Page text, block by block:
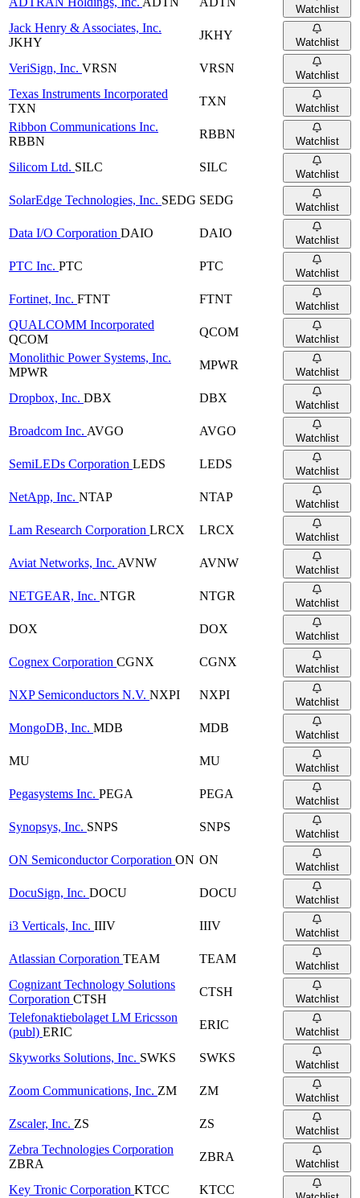
Watchlist
Jack Henry & Associates, Inc.
JKHY
JKHY
Watchlist
VeriSign, Inc. VRSN VRSN
Watchlist
Texas Instruments Incorporated
TXN
TXN
Watchlist
Ribbon Communications Inc.
RBBN
RBBN
Watchlist
Silicom Ltd. SILC SILC
Watchlist
SolarEdge Technologies, Inc. SEDG SEDG
Watchlist
Data I/O Corporation DAIO DAIO
Watchlist
PTC Inc. PTC PTC
Watchlist
Fortinet, Inc. FTNT FTNT
Watchlist
QUALCOMM Incorporated
QCOM
QCOM
Watchlist
Monolithic Power Systems, Inc.
MPWR
MPWR
Watchlist
Dropbox, Inc. DBX DBX
Watchlist
Broadcom Inc. AVGO AVGO
Watchlist
SemiLEDs Corporation LEDS LEDS
Watchlist
NetApp, Inc. NTAP NTAP
Watchlist
Lam Research Corporation LRCX LRCX
Watchlist
Aviat Networks, Inc. AVNW AVNW
Watchlist
NETGEAR, Inc. NTGR NTGR
Watchlist
DOX DOX
Watchlist
Cognex Corporation CGNX CGNX
Watchlist
NXP Semiconductors N.V. NXPI NXPI
Watchlist
MongoDB, Inc. MDB MDB
Watchlist
MU MU
Watchlist
Pegasystems Inc. PEGA PEGA
Watchlist
Synopsys, Inc. SNPS SNPS
Watchlist
ON Semiconductor Corporation ON ON
Watchlist
DocuSign, Inc. DOCU DOCU
Watchlist
i3 Verticals, Inc. IIIV IIIV
Watchlist
Atlassian Corporation TEAM TEAM
Watchlist
Cognizant Technology Solutions
Corporation CTSH
CTSH
Watchlist
Telefonaktiebolaget LM Ericsson
(publ) ERIC
ERIC
Watchlist
Skyworks Solutions, Inc. SWKS SWKS
Watchlist
Zoom Communications, Inc. ZM ZM
Watchlist
Zscaler, Inc. ZS ZS
Watchlist
Zebra Technologies Corporation
ZBRA
ZBRA
Watchlist
Key Tronic Corporation KTCC KTCC